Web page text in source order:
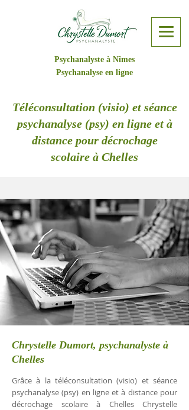
Psychanalyste à Nîmes
Psychanalyse en ligne
Téléconsultation (visio) et séance
psychanalyse (psy) en ligne et à
distance pour décrochage
scolaire à Chelles
Chrystelle Dumort, psychanalyste à
Chelles
Grâce à la téléconsultation (visio) et séance
psychanalyse (psy) en ligne et à distance pour
décrochage scolaire à Chelles Chrystelle